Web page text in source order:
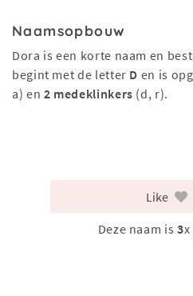
Naamsopbouw
Dora is een korte naam en
begint met de letter D en is
a) en 2 medeklinkers (d, r).
Like
Deze naam is 3